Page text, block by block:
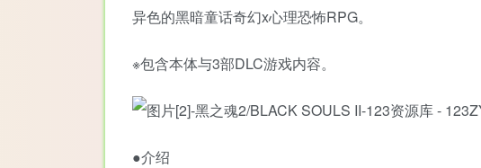
异色的黑暗童话奇幻x心理恐怖RPG。
※包含本体与3部DLC游戏内容。
●介绍